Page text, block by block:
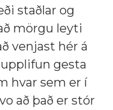
staðlar og
mörgu leyti
venjast hér á
gesta
hvar sem er í
að það er stór